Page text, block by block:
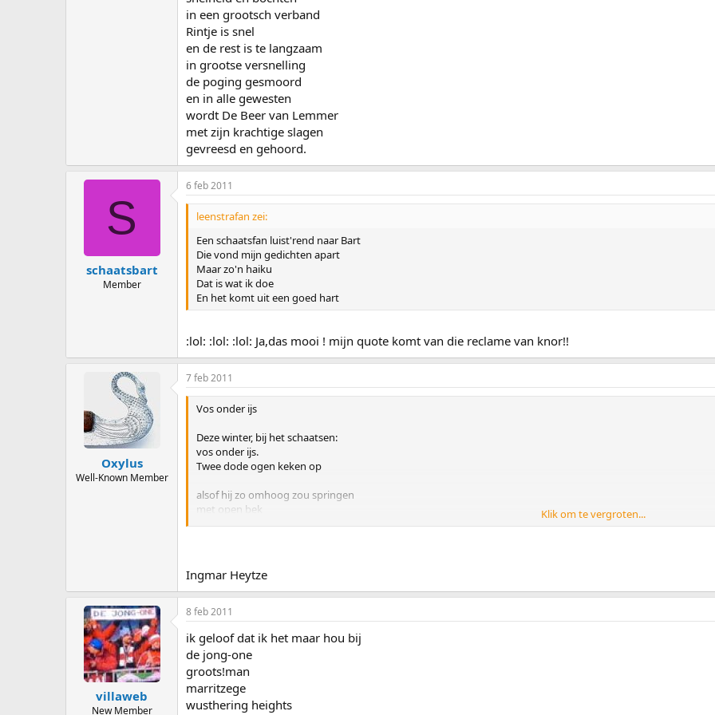
in een grootsch verband
Rintje is snel
en de rest is te langzaam
in grootse versnelling
de poging gesmoord
en in alle gewesten
wordt De Beer van Lemmer
met zijn krachtige slagen
gevreesd en gehoord.
S
schaatsbart
Member
6 feb 2011
leenstrafan zei:
Een schaatsfan luist'rend naar Bart
Die vond mijn gedichten apart
Maar zo'n haiku
Dat is wat ik doe
En het komt uit een goed hart
:lol: :lol: :lol: Ja,das mooi ! mijn quote komt van die reclame van knor!!
Oxylus
Well-Known Member
7 feb 2011
Vos onder ijs
Deze winter, bij het schaatsen:
vos onder ijs.
Twee dode ogen keken op
alsof hij zo omhoog zou springen
met open bek
als het plotseling zomer werd.
Ik zwem mij langzaam dood.
Er is geen hoop, geen ademnood
voor het langst.
Ik voel niet eens meer angst.
Mijn laatste woorden zijn gedacht:
ik kan niet meer
en spreken gaat niet hier.
Het is eenzaam. Aan deze kant.
Klik om te vergroten...
Ingmar Heytze
villaweb
New Member
8 feb 2011
ik geloof dat ik het maar hou bij
de jong-one
groots!man
marritzege
wusthering heights